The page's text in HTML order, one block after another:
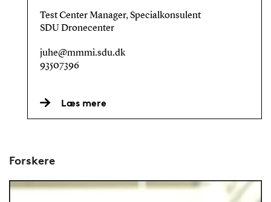
Test Center Manager, Specialkonsulent
SDU Dronecenter
juhe@mmmi.sdu.dk
93507396
Læs mere
Forskere